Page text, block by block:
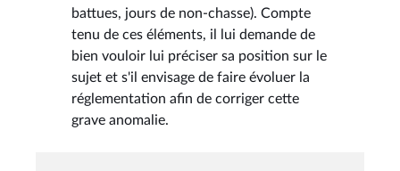
battues, jours de non-chasse). Compte
tenu de ces éléments, il lui demande de
bien vouloir lui préciser sa position sur le
sujet et s'il envisage de faire évoluer la
réglementation afin de corriger cette
grave anomalie.